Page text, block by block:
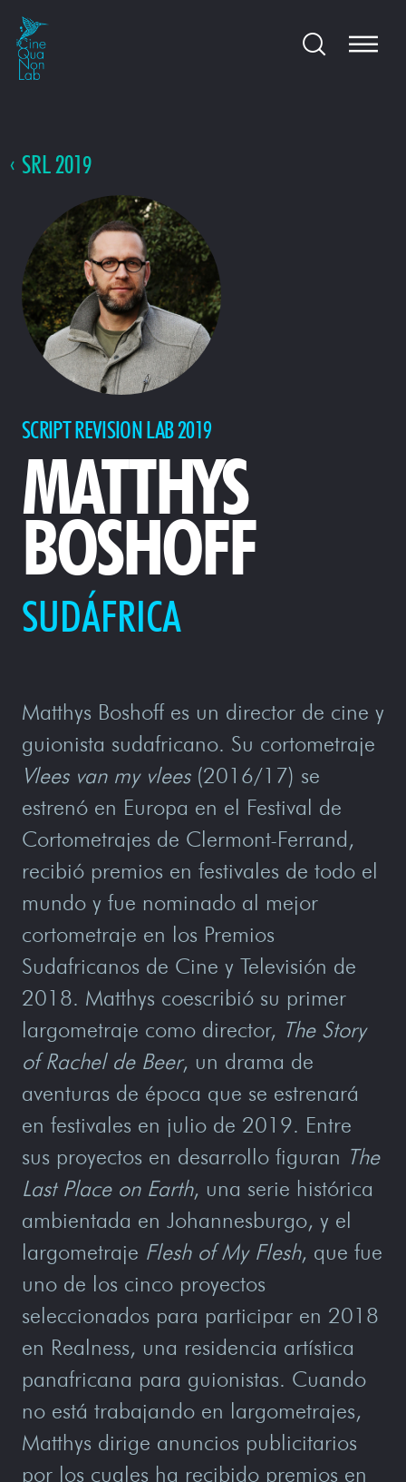
SRL 2019
SCRIPT REVISION LAB 2019
MATTHYS
BOSHOFF
SUDÁFRICA
Matthys Boshoff es un director de cine y
guionista sudafricano. Su cortometraje
Vlees van my vlees(2016/17) se
estrenó en Europa en el Festival de
Cortometrajes de Clermont-Ferrand,
recibió premios en festivales de todo el
mundo y fue nominado al mejor
cortometraje en los Premios
Sudafricanos de Cine y Televisión de
2018. Matthys coescribió su primer
largometraje como director, The Story
of Rachel de Beer, un drama de
aventuras de época que se estrenará
en festivales en julio de 2019. Entre
sus proyectos en desarrollo figuran The
Last Place on Earth, una serie histórica
ambientada en Johannesburgo, y el
largometraje Flesh of My Flesh, que fue
uno de los cinco proyectos
seleccionados para participar en 2018
en Realness, una residencia artística
panafricana para guionistas. Cuando
no está trabajando en largometrajes,
Matthys dirige anuncios publicitarios
por los cuales ha recibido premios en